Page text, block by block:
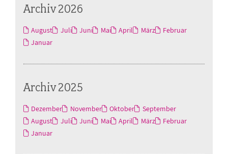
Archiv 2026
August Juli Juni Mai April März
Februar
Januar
Archiv 2025
Dezember November Oktober
September
August
Juli Juni Mai April März
Februar
Januar